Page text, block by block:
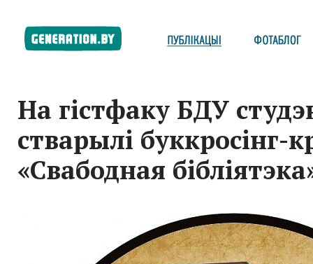
На гістфаку БДУ
стварылі буккросінг-
«Свабодная